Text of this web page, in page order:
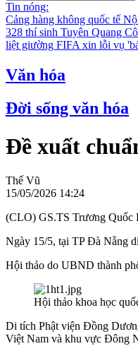
Tin nóng:
Cảng hàng không quốc tế
328 thí sinh Tuyên Quang
liệt giường FIFA xin lỗi vụ
Văn hóa
Đời sống văn hóa
Đề xuất
Thế Vũ
15/05/2026 14:24
(CLO) GS.TS Trương Quốc
Ngày 15/5, tại TP Đà Nẵng
Hội thảo do UBND thành
Hội thảo khoa học
Di tích Phật viện Đồng
Việt Nam và khu vực Đông